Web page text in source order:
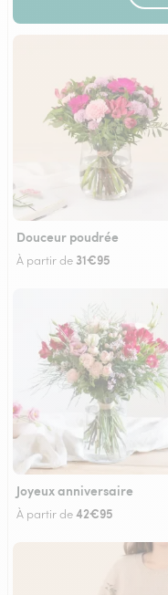
Douceur poudrée
À partir de 31€95
Joyeux anniversaire
À partir de42€95